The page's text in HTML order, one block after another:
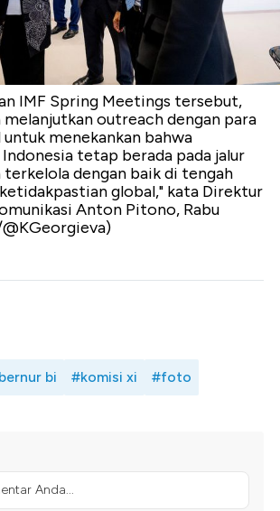
IMF Spring Meetings tersebut,
melanjutkan outreach dengan para
menekankan bahwa
tetap berada pada jalur
dengan baik di tengah
global," kata Direktur
Anton Pitono, Rabu
bi #komisi xi #foto
Anda...